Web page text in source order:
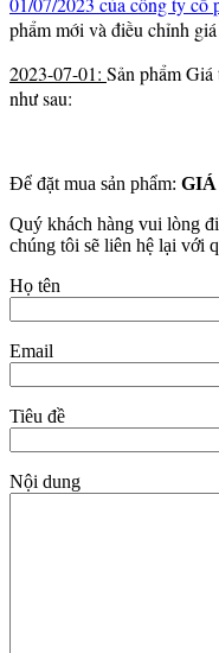
phẩm mới và điều chỉnh
2023-07-01: Sản phẩm
như sau:
Để đặt mua sản phẩm: GIÁ
Quý khách hàng vui lòng
chúng tôi sẽ liên hệ lại với
Họ tên
Email
Tiêu đề
Nội dung